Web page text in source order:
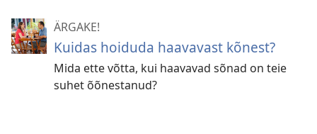
ÄRGAKE!
Kuidas hoiduda haavavast kõnest?
Mida ette võtta, kui haavavad sõnad on teie
suhet õõnestanud?